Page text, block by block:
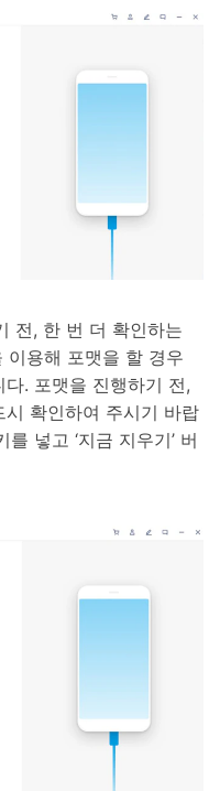
전, 한 번 더 확인하는
이용해 포맷을 할 경우
. 포맷을 진행하기 전,
확인하여 주시기 바랍
넣고 ‘지금 지우기’ 버